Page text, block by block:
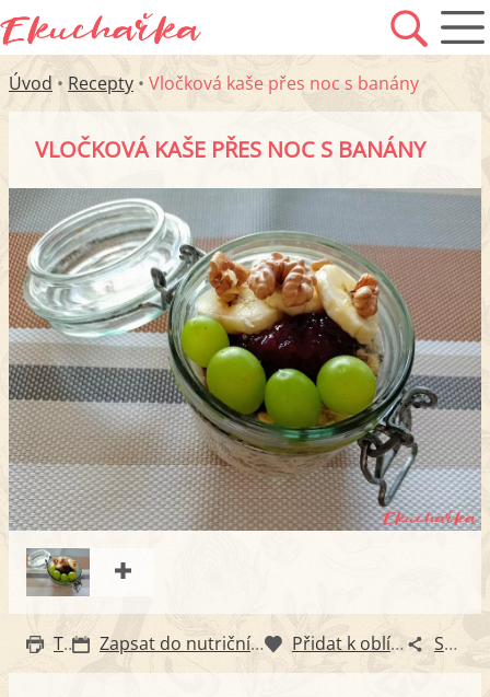
Úvod • Recepty • Vločková kaše přes noc s banány
VLOČKOVÁ KAŠE PŘES NOC S BANÁNY
Tisk Zapsat do nutričního diáře Přidat k oblíbeným Sdílet